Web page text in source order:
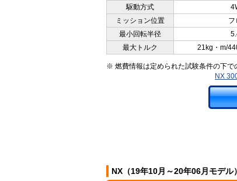
駆動方式
ミッション位置
フ
最小回転半径
最大トルク
21kg・m/
※ 燃費情報は定められた試験条件の下で
NX
NX（19年10月～20年06月モデル